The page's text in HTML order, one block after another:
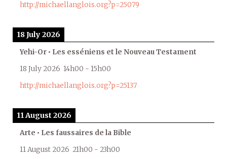
http://michaellanglois.org?p=25079
18 July 2026
Yehi-Or • Les esséniens et le Nouveau Testament
18 July 2026 14h00 - 15h00
http://michaellanglois.org?p=25137
11 August 2026
Arte • Les faussaires de la Bible
11 August 2026 21h00 - 23h00